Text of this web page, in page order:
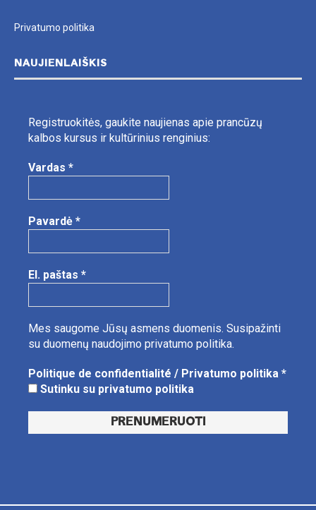
Privatumo politika
NAUJIENLAIŠKIS
Registruokitės, gaukite naujienas apie prancūzų
kalbos kursus ir kultūrinius renginius:
Vardas *
Pavardė *
El. paštas *
Mes saugome Jūsų asmens duomenis. Susipažinti
su duomenų naudojimo privatumo politika.
Politique de confidentialité / Privatumo politika *
Sutinku su privatumo politika